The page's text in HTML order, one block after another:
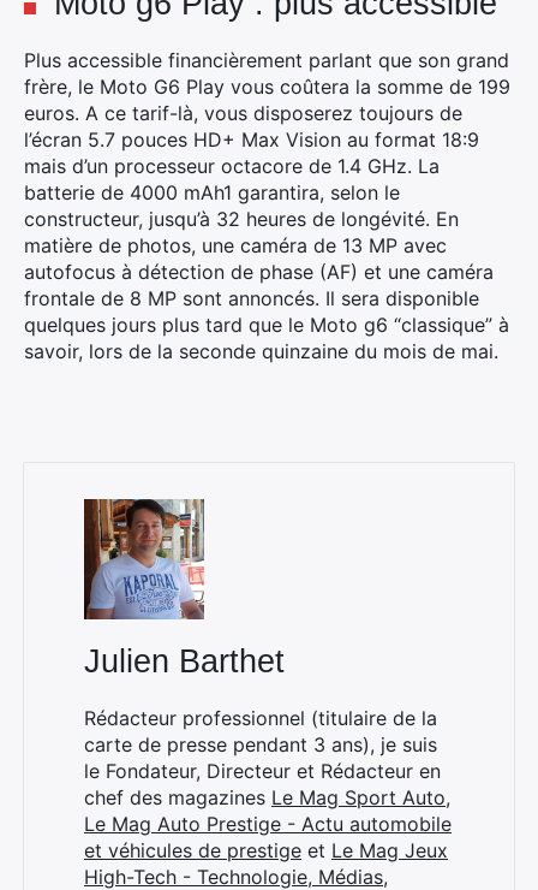
Plus accessible financièrement parlant que son grand
frère, le Moto G6 Play vous coûtera la somme de 199
euros. A ce tarif-là, vous disposerez toujours de
l’écran 5.7 pouces HD+ Max Vision au format 18:9
mais d’un processeur octacore de 1.4 GHz. La
batterie de 4000 mAh1 garantira, selon le
constructeur, jusqu’à 32 heures de longévité. En
matière de photos, une caméra de 13 MP avec
autofocus à détection de phase (AF) et une caméra
frontale de 8 MP sont annoncés. Il sera disponible
quelques jours plus tard que le Moto g6 “classique” à
savoir, lors de la seconde quinzaine du mois de mai.
Julien Barthet
Rédacteur professionnel (titulaire de la
carte de presse pendant 3 ans), je suis
le Fondateur, Directeur et Rédacteur en
chef des magazines Le Mag Sport Auto,
Le Mag Auto Prestige - Actu automobile
et véhicules de prestige et Le Mag Jeux
High-Tech - Technologie, Médias,
Rechercher